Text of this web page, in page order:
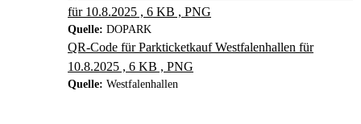
für 10.8.2025 , 6 KB , PNG
Quelle: DOPARK
QR-Code für Parkticketkauf Westfalenhallen für
10.8.2025 , 6 KB , PNG
Quelle: Westfalenhallen